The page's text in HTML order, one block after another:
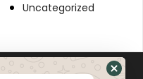
Uncategorized